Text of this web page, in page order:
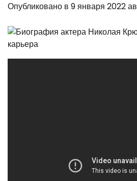
Опубликовано в 9 января 2022